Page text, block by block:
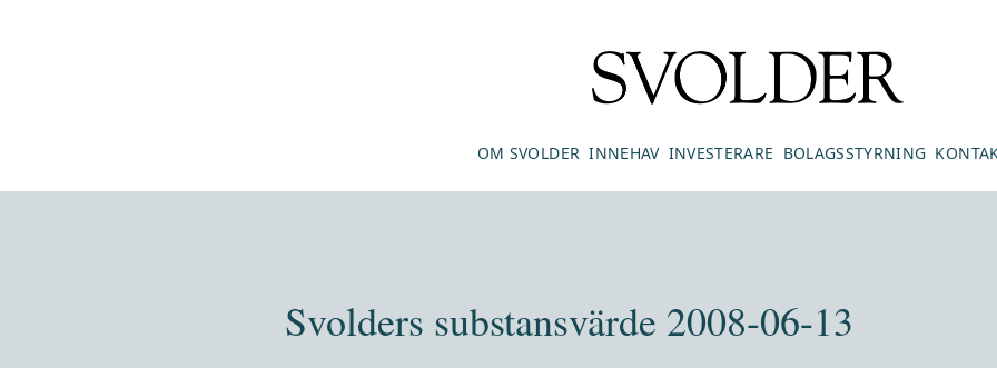
OM SVOLDER INNEHAV INVESTERARE BOLAGSSTYRNING
Svolders substansvärde 2008-06-13